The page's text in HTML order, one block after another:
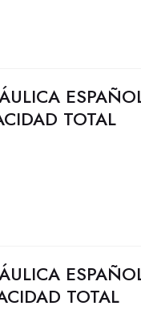
TOTAL
TOTAL